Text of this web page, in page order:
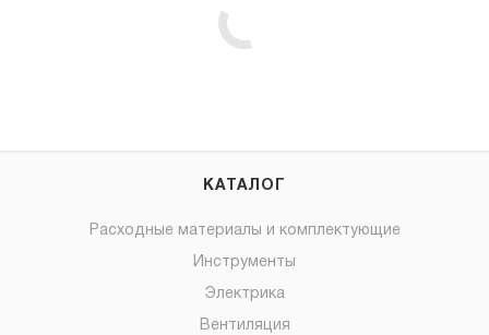
КАТАЛОГ
Расходные материалы и комплектующие
Инструменты
Электрика
Вентиляция